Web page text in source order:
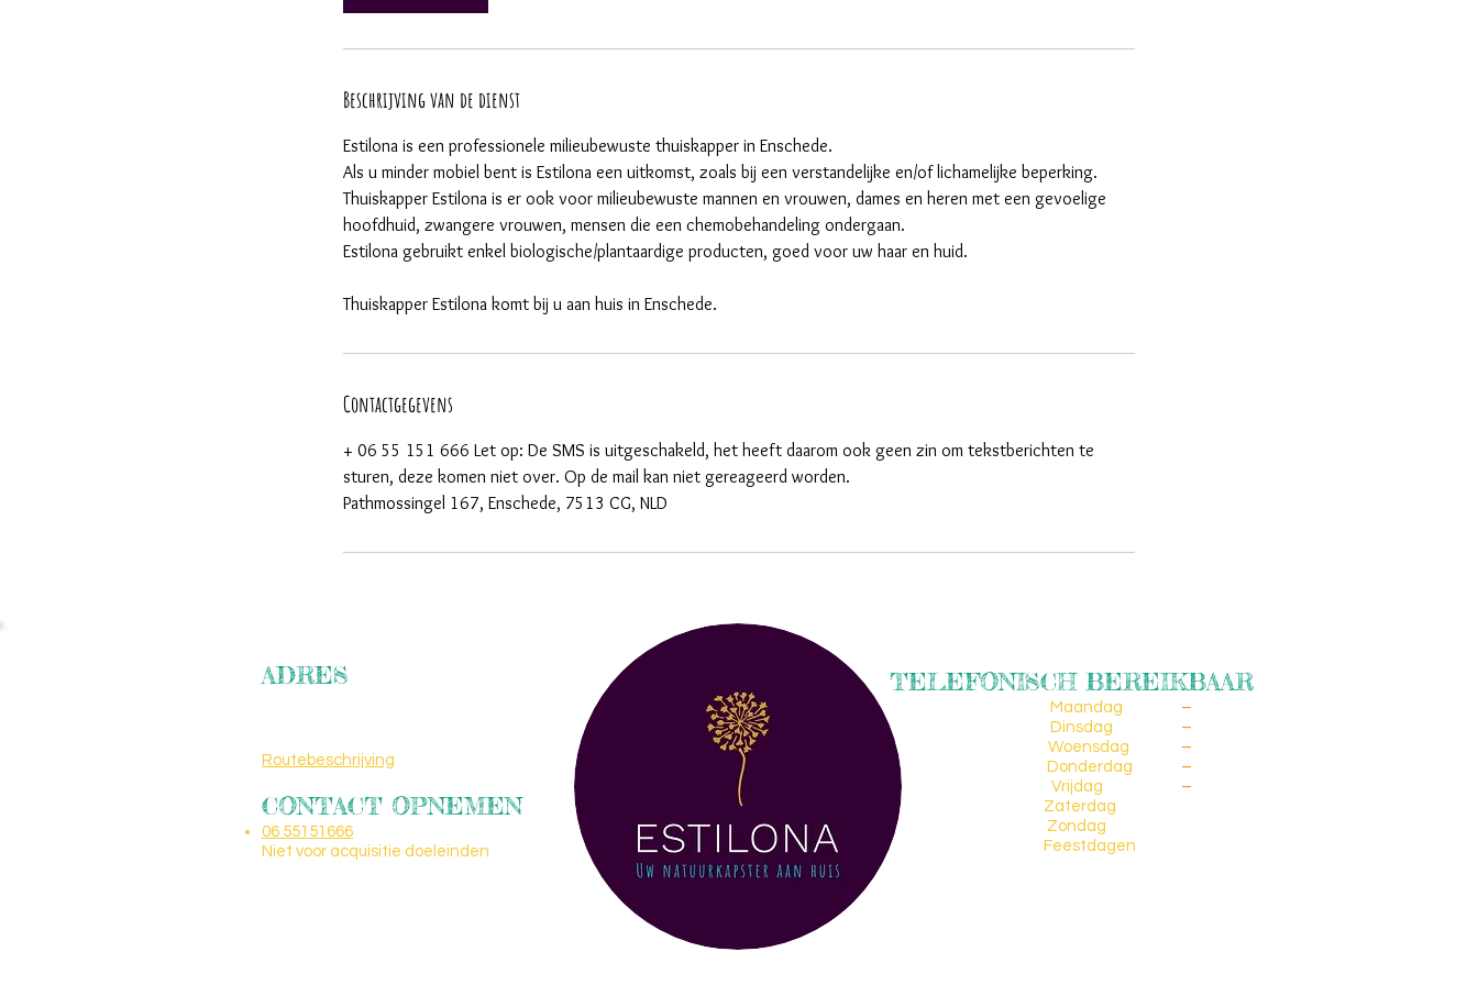
Beschrijving van de dienst
Estilona is een professionele milieubewuste thuiskapper in Enschede.
Als u minder mobiel bent is Estilona een uitkomst, zoals bij een verstandelijke en/of lichamelijke beperking.
Thuiskapper Estilona is er ook voor milieubewuste mannen en vrouwen, dames en heren met een gevoelige
hoofdhuid, zwangere vrouwen, mensen die een chemobehandeling ondergaan.
Estilona gebruikt enkel biologische/plantaardige producten, goed voor uw haar en huid.
Thuiskapper Estilona komt bij u aan huis in Enschede.
Contactgegevens
+ 06 55 151 666 Let op: De SMS is uitgeschakeld, het heeft daarom ook geen zin om tekstberichten te
sturen, deze komen niet over. Op de mail kan niet gereageerd worden.
Pathmossingel 167, Enschede, 7513 CG, NLD
TELEFONISCH BEREIKBAAR
Maandag –
Dinsdag
–
Woensdag
–
Donderdag
–
Vrijdag
–
Zaterdag
Zondag
Feestdagen
ADRES
Routebeschrijving
CONTACT OPNEMEN
06 55151666
Niet voor acquisitie doeleinden